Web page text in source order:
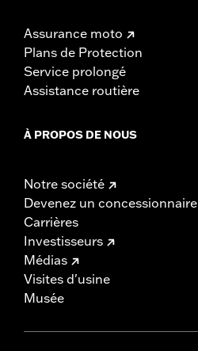
Assurance moto
Plans de Protection
Service prolongé
Assistance routière
À PROPOS DE NOUS
Notre société
Devenez un concessionnaire
Carrières
Investisseurs
Médias
Visites d'usine
Musée